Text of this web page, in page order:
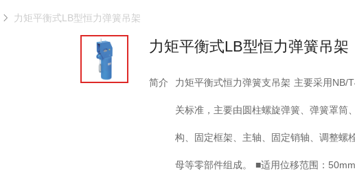
力矩平衡式LB型恒力弹簧吊架
力矩平衡式LB型恒力弹簧吊架
简介 力矩平衡式恒力弹簧支吊架 主要采用NB/
关标准，主要由圆柱螺旋弹簧、弹簧罩筒
构、固定框架、主轴、固定销轴、调整螺
母等零部件组成。 ■适用位移范围：